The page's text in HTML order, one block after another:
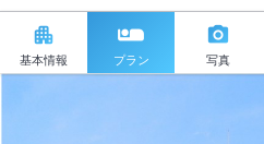
基本情報 プラン 写真